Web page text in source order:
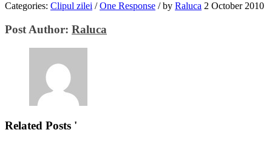
Categories: Clipul zilei / One Response /by Raluca 2 October 2010
Post Author: Raluca
Related Posts '